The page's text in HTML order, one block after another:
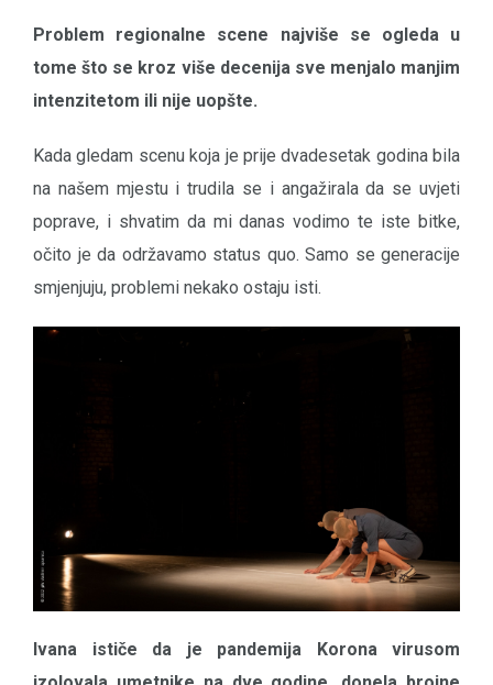
Problem regionalne scene najviše se ogleda u
tome što se kroz više decenija sve menjalo manjim
intenzitetom ili nije uopšte.
Kada gledam scenu koja je prije dvadesetak godina bila
na našem mjestu i trudila se i angažirala da se uvjeti
poprave, i shvatim da mi danas vodimo te iste bitke,
očito je da održavamo status quo. Samo se generacije
smjenjuju, problemi nekako ostaju isti.
Ivana ističe da je pandemija Korona virusom